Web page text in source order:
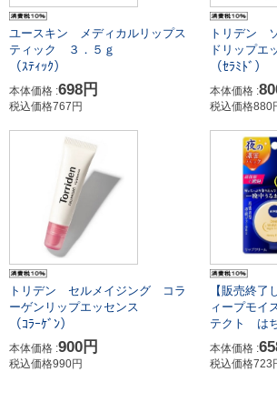
ユースキン メディカルリップス
ティック ３．５ｇ
（ｽﾃｨｯｸ）
本体価格 :698円
税込価格767円
トリデン
ドリップエ
（ｾﾗﾐﾄﾞ）
本体価格 :
税込価格880
トリデン セルメイジング コラ
ーゲンリップエッセンス
（ｺﾗｰｹﾞﾝ）
本体価格 :900円
税込価格990円
【販売終
ィープモイ
テクト は
本体価格 :
税込価格723